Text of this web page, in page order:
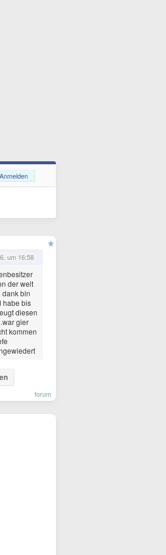
Anmelden
um 16:58
der welt
dank bin
habe bis
diesen
gier
kommen
forum